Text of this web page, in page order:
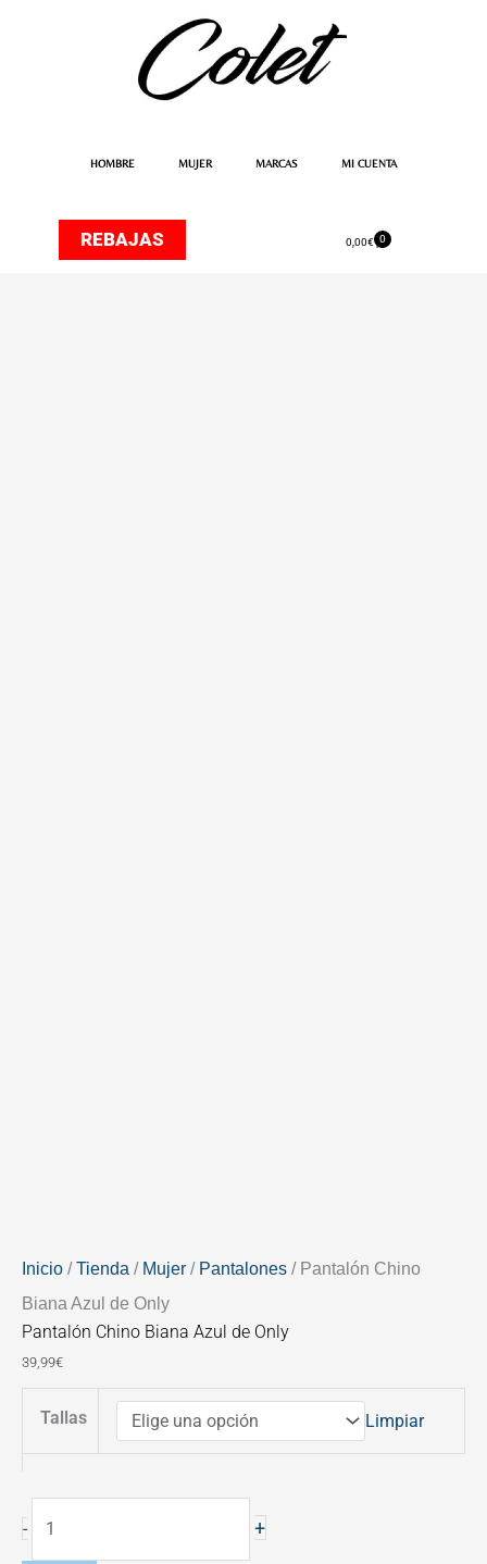
HOMBRE MUJER MARCAS MI CUENTA
REBAJAS 0,00€ 0
Carrito
Inicio /Tienda / Mujer / Pantalones / Pantalón Chino
Biana Azul de Only
Pantalón Chino Biana Azul de Only
39,99€
Tallas Limpiar
- +